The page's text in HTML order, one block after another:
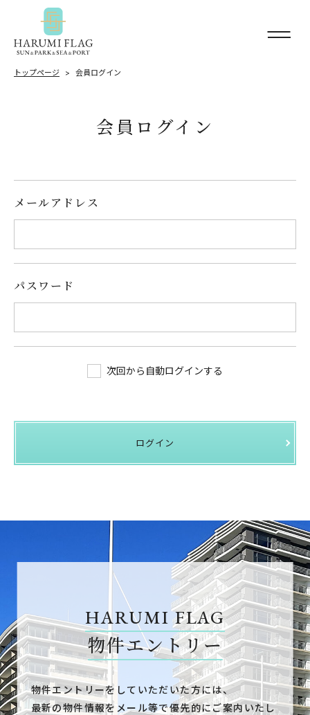
トップページ 会員ログイン
会員ログイン
メールアドレス
パスワード
次回から自動ログインする
ログイン
HARUMI FLAG
物件エントリー
物件エントリーをしていただいた方には、
最新の物件情報をメール等で優先的にご案内いたし